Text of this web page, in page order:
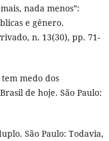
nada menos”:
e gênero.
n. 13(30), pp. 71-
medo dos
de hoje. São Paulo:
São Paulo: Todavia,